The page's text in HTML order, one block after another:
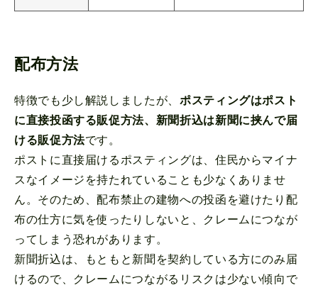
配布方法
特徴でも少し解説しましたが、 ポスティングはポスト
に直接投函する販促方法、新聞折込は新聞に挟んで届
ける販促方法です。
ポストに直接届けるポスティングは、住民からマイナ
スなイメージを持たれていることも少なくありませ
ん。そのため、配布禁止の建物への投函を避けたり配
布の仕方に気を使ったりしないと、クレームにつなが
ってしまう恐れがあります。
新聞折込は、もともと新聞を契約している方にのみ届
けるので、クレームにつながるリスクは少ない傾向で